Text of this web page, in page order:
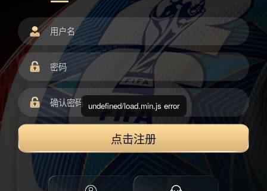
点击注册
undefined/load.min.js error